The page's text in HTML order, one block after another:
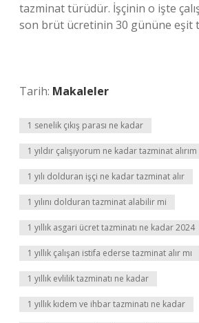
tazminat türüdür. İşçinin o işte
son brüt ücretinin 30 gününe eşit
Tarih: Makaleler
1 senelik çıkış parası ne kadar
1 yıldır çalışıyorum ne kadar tazminat alırım
1 yılı dolduran işçi ne kadar tazminat alır
1 yılını dolduran tazminat alabilir mi
1 yıllık asgari ücret tazminatı ne kadar 2024
1 yıllık çalışan istifa ederse tazminat alır mı
1 yıllık evlilik tazminatı ne kadar
1 yıllık kıdem ve ihbar tazminatı ne kadar